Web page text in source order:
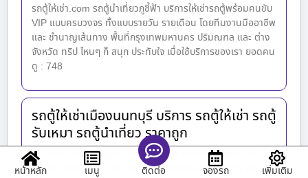
รถตู้ให้เช่า.com รถตู้นำเที่ยวภูชี้ฟ้า บริการให้เช่ารถตู้พร้อมคนขับ
VIP แบบครบวงจร ทั้งแบบรายวัน รายเดือน โดยทีมงานมืออาชีพ
และ ชำนาญเส้นทาง พื้นที่กรุงเทพมหานคร ปริมณฑล และ ต่าง
จังหวัด ทริป ไหนๆ ก็ สนุก ประทับใจ เมื่อใช้บริการของเรา ยอดคน
ดู : 748
รถตู้ให้เช่าเมืองนนทบุรี บริการ รถตู้ให้เช่า รถตู้
รับเหมา รถตู้นำเที่ยว ราคาถูก
รถตู้ให้เช่า.com รถตู้ให้เช่าเมืองนนทบุรี บริการ รถตู้ให้เช่า รถตู้
รับจ้าง รถตู้รับเหมา รถตู้นำเที่ยว เช่ารถตู้ขับเอง เช่ารถตู้ Vip
หน้าหลัก เมนู ติดต่อ จองรถ เพิ่มเติม